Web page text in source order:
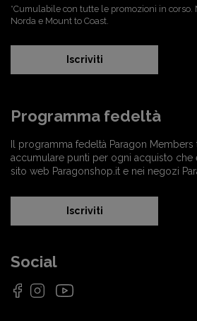
*Cumulabile con tutte le promozioni in corso.
Norda e Mount to Coast.
Iscriviti
Programma fedeltà
Il programma fedeltà Paragon
accumulare punti per ogni acquisto che
sito web Paragonshop.it e nei negozi
Iscriviti
Social